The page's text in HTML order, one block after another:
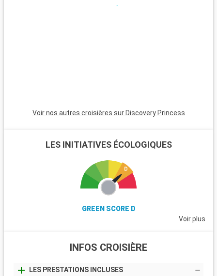
Voir nos autres croisières sur Discovery Princess
LES INITIATIVES ÉCOLOGIQUES
GREEN SCORE D
Voir plus
INFOS CROISIÈRE
LES PRESTATIONS INCLUSES